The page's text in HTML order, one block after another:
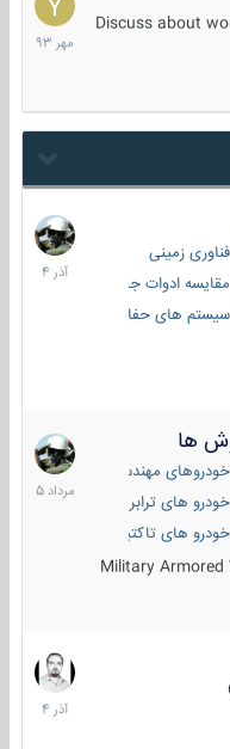
Discuss about
فناوری زمینی
مقایسه ادوات جنگی
سیستم های حفاظت فعال
ها
خودروهای مهندسی
پیاده نظام
خودرو های ترابری نظامی
، شناسایی و ضد تانک
خودرو های تاکتیکی نظامی
Military Armored